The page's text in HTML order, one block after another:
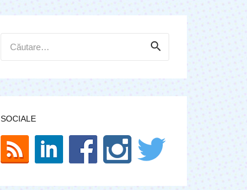
după:
SOCIALE